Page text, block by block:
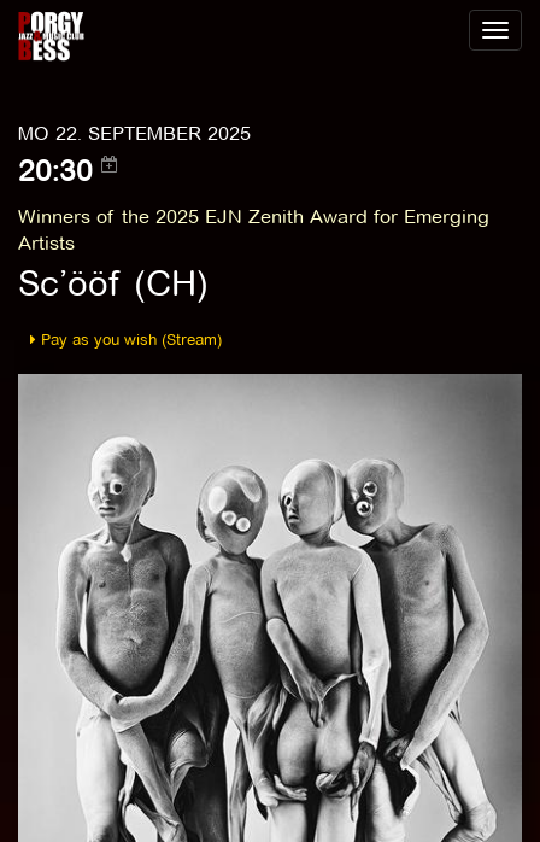
Toggle
MO 22. SEPTEMBER 2025
20:30
Winners of the 2025 EJN Zenith Award for Emerging
Artists
Sc’ööf (CH)
Pay as you wish (Stream)